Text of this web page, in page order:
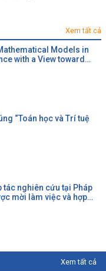
Xem tất cả
Models in
with a View toward
“Toán học và Trí tuệ
tác nghiên cứu tại Pháp
mời làm việc và hợp
Xem tất cả